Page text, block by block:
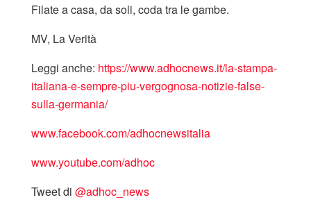
Filate a casa, da soli, coda tra le gambe.
MV, La Verità
Leggi anche: https://www.adhocnews.it/la-stampa-
italiana-e-sempre-piu-vergognosa-notizie-false-
sulla-germania/
www.facebook.com/adhocnewsitalia
www.youtube.com/adhoc
Tweet di ‎@adhoc_news